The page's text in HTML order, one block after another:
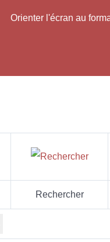
Orienter l'écran au
Rechercher